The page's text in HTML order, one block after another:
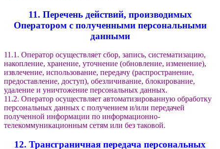
11. Перечень действий, производимых
Оператором с полученными персональными
данными
11.1. Оператор осуществляет сбор, запись, систематизацию,
накопление, хранение, уточнение (обновление, изменение),
извлечение, использование, передачу (распространение,
предоставление, доступ), обезличивание, блокирование,
удаление и уничтожение персональных данных.
11.2. Оператор осуществляет автоматизированную обработку
персональных данных с получением и/или передачей
полученной информации по информационно-
телекоммуникационным сетям или без таковой.
12. Трансграничная передача персональных